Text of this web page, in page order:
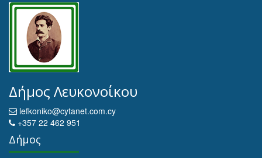
Δήμος Λευκονοίκου
lefkoniko@cytanet.com.cy
+357 22 462 951
Δήμος